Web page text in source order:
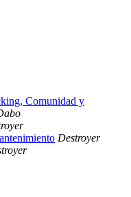
Comunidad y
Destroyer